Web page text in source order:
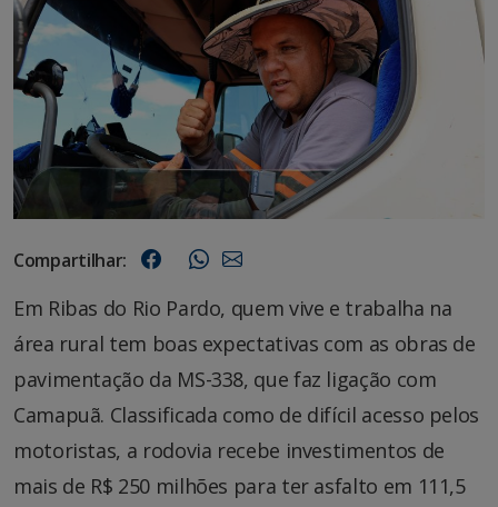
Compartilhar:
Em Ribas do Rio Pardo, quem vive e trabalha na
área rural tem boas expectativas com as obras de
pavimentação da MS-338, que faz ligação com
Camapuã. Classificada como de difícil acesso pelos
motoristas, a rodovia recebe investimentos de
mais de R$ 250 milhões para ter asfalto em 111,5